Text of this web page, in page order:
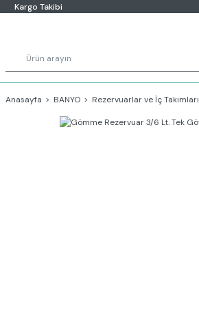
Kargo Takibi
Anasayfa BANYO Rezervuarlar ve İç Takımları